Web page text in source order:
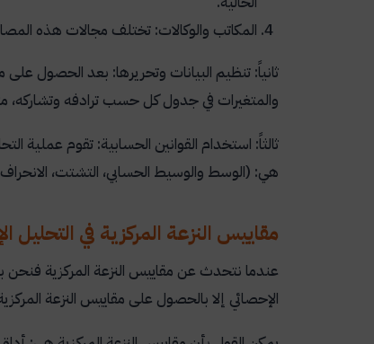
المكاتب والوكالات: تختلف مجالات هذه
ثانياً: تنظيم البيانات وتحريرها: بعد الحصول
والمتغيرات في جدول كل حسب ترادفه وتشاركه،
ثالثاً: استخدام القوانين الحسابية: تقوم عملية
هي: (الوسط والوسيط الحسابي، التشتت، الانحراف
مقاييس النزعة المركزية في التحليل
عندما نتحدث عن مقاييس النزعة المركزية
الإحصائي إلا بالحصول على مقاييس النزعة